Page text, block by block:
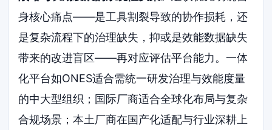
身核心痛点——是工具割裂导致的协作损耗，还
是复杂流程下的治理缺失，抑或是效能数据缺失
带来的改进盲区——再对应评估平台能力。一体
化平台如ONES适合需统一研发治理与效能度量
的中大型组织；国际厂商适合全球化布局与复杂
合规场景；本土厂商在国产化适配与行业深耕上